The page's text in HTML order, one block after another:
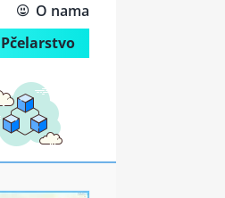
Pčelarstvo
O nama